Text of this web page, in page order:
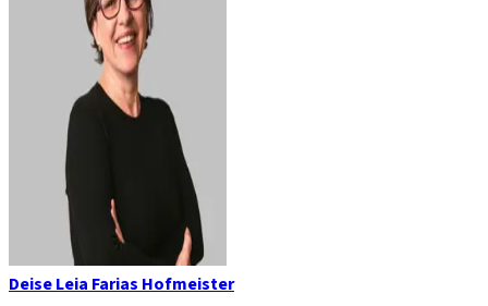
Deise Leia Farias Hofmeister